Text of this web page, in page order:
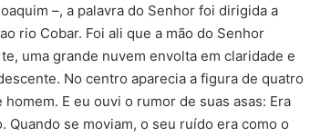
–, a palavra do Senhor foi dirigida a
rio Cobar. Foi ali que a mão do Senhor
uma grande nuvem envolta em claridade e
No centro aparecia a figura de quatro
E eu ouvi o rumor de suas asas: Era
se moviam, o seu ruído era como o